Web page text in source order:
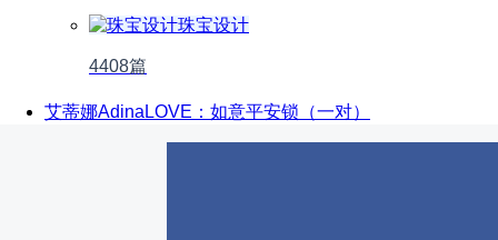
珠宝设计
4408篇
艾蒂娜AdinaLOVE：如意平安锁（一对）